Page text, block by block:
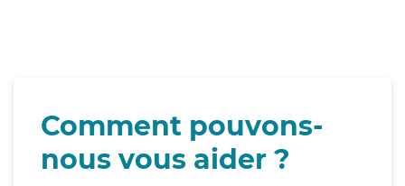
Comment pouvons-
nous vous aider ?